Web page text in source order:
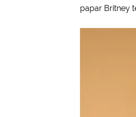
papar Britney